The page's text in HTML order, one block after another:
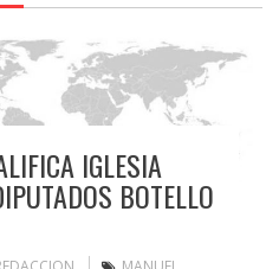
IGLESIA
BOTELLO